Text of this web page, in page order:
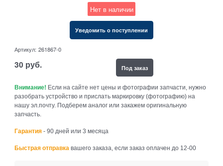
Нет в наличии
Уведомить о поступлении
Артикул: 261867-0
30 руб. Под заказ
Внимание! Если на сайте нет цены и фотографии запчасти, нужно
разобрать устройство и прислать маркировку (фотографию) на
нашу эл.почту. Подберем аналог или закажем оригинальную
запчасть.
Гарантия - 90 дней или 3 месяца
Быстрая отправка вашего заказа, если заказ оплачен до 12-00